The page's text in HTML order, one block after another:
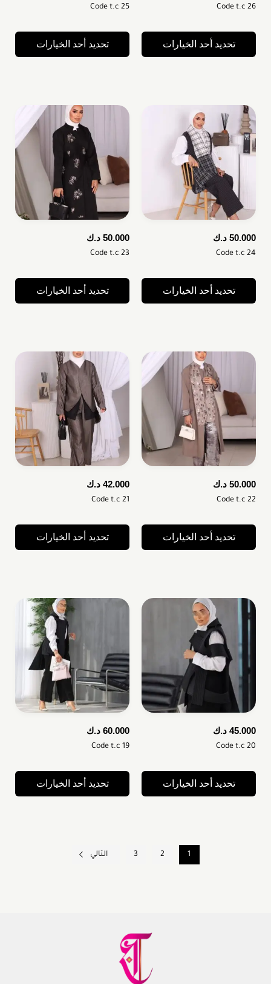
Code t.c 26
تحديد أحد الخيارات
Code t.c 25
تحديد أحد الخيارات
50.000 د.ك
Code t.c 24
تحديد أحد الخيارات
50.000 د.ك
Code t.c 23
تحديد أحد الخيارات
50.000 د.ك
Code t.c 22
تحديد أحد الخيارات
42.000 د.ك
Code t.c 21
تحديد أحد الخيارات
45.000 د.ك
Code t.c 20
تحديد أحد الخيارات
60.000 د.ك
Code t.c 19
تحديد أحد الخيارات
1
2
3 التالي